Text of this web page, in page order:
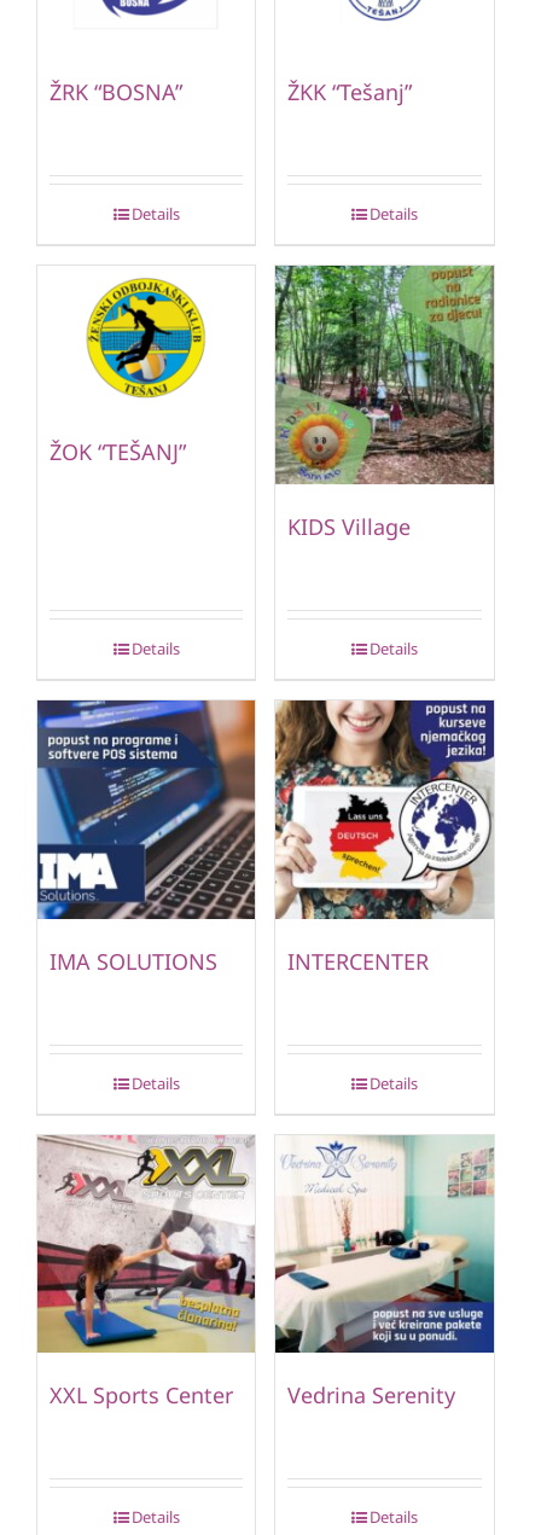
ŽRK “BOSNA”
Details
ŽKK “Tešanj”
Details
ŽOK “TEŠANJ”
Details
KIDS Village
Details
IMA SOLUTIONS
Details
INTERCENTER
Details
XXL Sports Center
Details
Vedrina Serenity
Details